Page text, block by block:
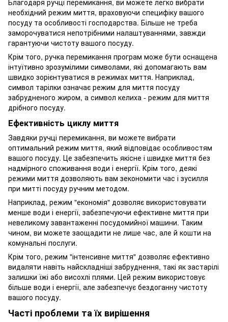
Благодаря ручці перемикання, ви можете легко вибрати
необхідний режим миття, враховуючи специфіку вашого
посуду та особливості господарства. Більше не треба
заморочуватися непотрібними налаштуваннями, завжди
гарантуючи чистоту вашого посуду.
Крім того, ручка перемикання програм може бути оснащена
інтуїтивно зрозумілими символами, які допомагають вам
швидко зорієнтуватися в режимах миття. Наприклад,
символ тарілки означає режим для миття посуду
забрудненого жиром, а символ келиха - режим для миття
дрібного посуду.
Ефективність циклу миття
Завдяки ручці перемикання, ви можете вибрати
оптимальний режим миття, який відповідає особливостям
вашого посуду. Це забезпечить якісне і швидке миття без
надмірного споживання води і енергії. Крім того, деякі
режими миття дозволяють вам зекономити час і зусилля
при митті посуду ручним методом.
Наприклад, режим "економія" дозволяє використовувати
менше води і енергії, забезпечуючи ефективне миття при
невеликому завантаженні посудомийної машини. Таким
чином, ви можете заощадити не лише час, але й кошти на
комунальні послуги.
Крім того, режим "інтенсивне миття" дозволяє ефективно
видаляти навіть найскладніші забруднення, такі як застарілі
залишки їжі або висохлі плями. Цей режим використовує
більше води і енергії, але забезпечує бездоганну чистоту
вашого посуду.
Часті проблеми та їх вирішення